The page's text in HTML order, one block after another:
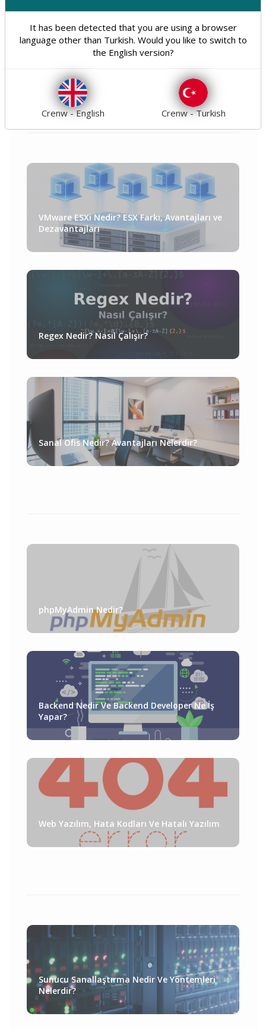
Optimizasyon 8 Seo 10
Genel 21
Teknoloji 31
VMware ESXi Nedir? ESX Farkı, Avantajları ve
Dezavantajları
Regex Nedir? Nasıl Çalışır?
Sanal Ofis Nedir? Avantajları Nelerdir?
phpMyAdmin Nedir?
Backend Nedir Ve Backend Developer Ne İş
Yapar?
Web Yazılım, Hata Kodları Ve Hatalı Yazılım
Sunucu Sanallaştırma Nedir Ve Yöntemleri
Nelerdir?
It has been detected that you are using a browser
language other than Turkish. Would you like to switch to
the English version?
Crenw - English Crenw - Turkish